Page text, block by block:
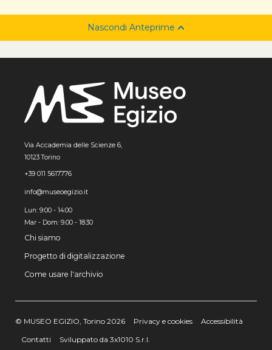
Nascondi Anteprime
Via Accademia delle Scienze 6,
10123 Torino
+39 011 5617776
info@museoegizio.it
Lun: 9:00 - 14:00
Mar - Dom: 9.00 - 18.30
Chi siamo
Progetto di digitalizzazione
Come usare l'archivio
© MUSEO EGIZIO, Torino 2026 Privacy e cookies
Accessibilità
Contatti
Sviluppato da 3x1010 S.r.l.